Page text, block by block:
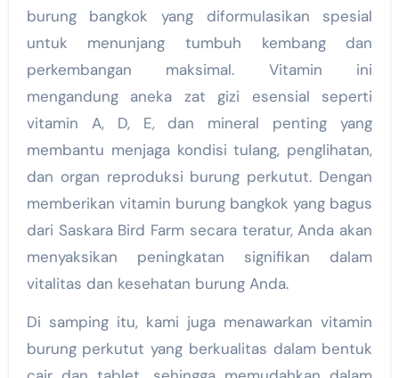
burung bangkok yang diformulasikan spesial
untuk menunjang tumbuh kembang dan
perkembangan maksimal. Vitamin ini
mengandung aneka zat gizi esensial seperti
vitamin A, D, E, dan mineral penting yang
membantu menjaga kondisi tulang, penglihatan,
dan organ reproduksi burung perkutut. Dengan
memberikan vitamin burung bangkok yang bagus
dari Saskara Bird Farm secara teratur, Anda akan
menyaksikan peningkatan signifikan dalam
vitalitas dan kesehatan burung Anda.
Di samping itu, kami juga menawarkan vitamin
burung perkutut yang berkualitas dalam bentuk